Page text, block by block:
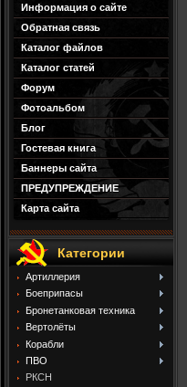
Информация о сайте
Обратная связь
Каталог файлов
Каталог статей
Форум
Фотоальбом
Блог
Гостевая книга
Баннеры сайта
ПРЕДУПРЕЖДЕНИЕ
Карта сайта
Категории
Артиллерия
Боеприпасы
Бронетанковая техника
Вертолёты
Корабли
ПВО
РКСН